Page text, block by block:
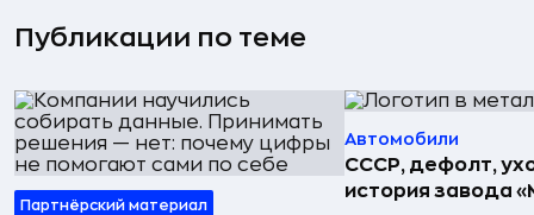
Публикации по теме
Партнёрский материал
Автомобили
СССР, дефолт,
история завода